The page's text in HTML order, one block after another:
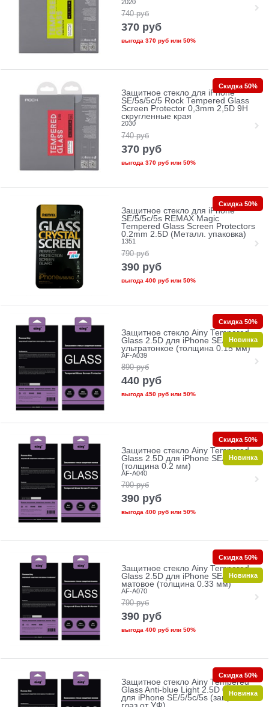
2020
740 руб
370 руб
выгода 370 рубили 50%
Защитное стекло для iPhone
SE/5s/5с/5 Rock Tempered Glass
Screen Protector 0,3mm 2,5D 9H
скругленные края
2030
740 руб
370 руб
выгода 370 рубили 50%
Скидка 50%
Защитное стекло для iPhone
SE/5/5c/5s REMAX Magic
Tempered Glass Screen Protectors
0.2mm 2.5D (Металл. упаковка)
1351
790 руб
390 руб
выгода 400 рубили 50%
Скидка 50%
Защитное стекло Ainy Tempered
Glass 2.5D для iPhone SE/5/5c/5s
ультратонкое (толщина 0.15 мм)
AF-A039
890 руб
440 руб
выгода 450 рубили 50%
Скидка 50%
Новинка
Защитное стекло Ainy Tempered
Glass 2.5D для iPhone SE/5/5c/5s
(толщина 0.2 мм)
AF-A040
790 руб
390 руб
выгода 400 рубили 50%
Скидка 50%
Новинка
Защитное стекло Ainy Tempered
Glass 2.5D для iPhone SE/5/5c/5s
матовое (толщина 0.33 мм)
AF-A070
790 руб
390 руб
выгода 400 рубили 50%
Скидка 50%
Новинка
Защитное стекло Ainy Tempered
Glass Anti-blue Light 2.5D 0.33mm
для iPhone SE/5/5c/5s (защита
Скидка 50%
Новинка